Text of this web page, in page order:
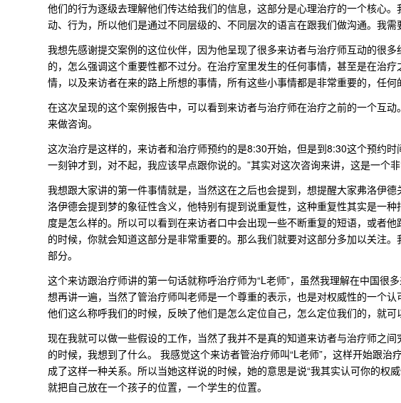
他们的行为逐级去理解他们传达给我们的信息，这部分是心理治疗的一个核心
动、行为，所以他们是通过不同层级的、不同层次的语言在跟我们做沟通。我需
我想先感谢提交案例的这位伙伴，因为他呈现了很多来访者与治疗师互动的很
的，怎么强调这个重要性都不过分。在治疗室里发生的任何事情，甚至是在治
情，以及来访者在来的路上所想的事情，所有这些小事情都是非常重要的，任何
在这次呈现的这个案例报告中，可以看到来访者与治疗师在治疗之前的一个互
来做咨询。
这次治疗是这样的，来访者和治疗师预约的是8:30开始，但是到8:30这个预约
一刻钟才到，对不起，我应该早点跟你说的。”其实对这次咨询来讲，这是一个非
我想跟大家讲的第一件事情就是，当然这在之后也会提到，想提醒大家弗洛伊
洛伊德会提到梦的象征性含义，他特别有提到说重复性，这种重复性其实是一
度是怎么样的。所以可以看到在来访者口中会出现一些不断重复的短语，或者
的时候，你就会知道这部分是非常重要的。那么我们就要对这部分多加以关注
部分。
这个来访跟治疗师讲的第一句话就称呼治疗师为“L老师”，虽然我理解在中国很
想再讲一遍，当然了管治疗师叫老师是一个尊重的表示，也是对权威性的一个
他们这么称呼我们的时候，反映了他们是怎么定位自己，怎么定位我们的，就可
现在我就可以做一些假设的工作，当然了我并不是真的知道来访者与治疗师之
的时候，我想到了什么。 我感觉这个来访者管治疗师叫“L老师”，这样开始跟
成了这样一种关系。所以当她这样说的时候，她的意思是说“我其实认可你的权
就把自己放在一个孩子的位置，一个学生的位置。